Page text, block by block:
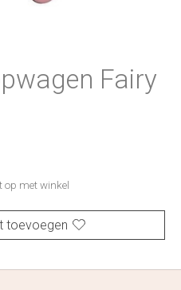
Fairy
op met winkel
toevoegen